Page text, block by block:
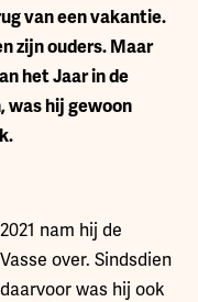
van een vakantie.
zijn ouders. Maar
het Jaar in de
was hij gewoon
nam hij de
over. Sindsdien
was hij ook